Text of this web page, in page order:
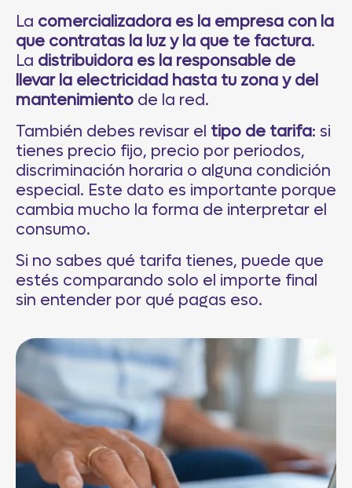
La comercializadora es la empresa con la
que contratas la luz y la que te factura.
La distribuidora es la responsable de
llevar la electricidad hasta tu zona y del
mantenimiento de la red.
También debes revisar el tipo de tarifa: si
tienes precio fijo, precio por periodos,
discriminación horaria o alguna condición
especial. Este dato es importante porque
cambia mucho la forma de interpretar el
consumo.
Si no sabes qué tarifa tienes, puede que
estés comparando solo el importe final
sin entender por qué pagas eso.